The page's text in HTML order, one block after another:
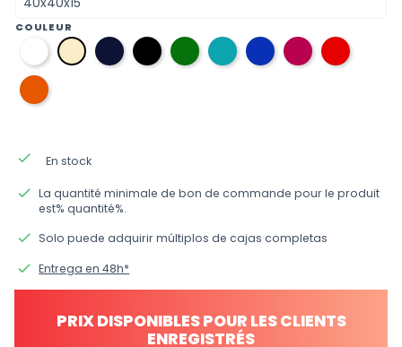
COULEUR
01
blanc
31
hueso
08
bleu
marine
12
noir
38
verde
36
bleu
aigue-
34
bleu
électrique
33
fuchsia
09
rouge
21
orange
done En stock
done La quantité minimale de bon de commande pour le produit
est% quantité%.
done Solo puede adquirir múltiplos de cajas completas
done Entrega en 48h*
PRIX DISPONIBLES POUR LES CLIENTS
ENREGISTRÉS